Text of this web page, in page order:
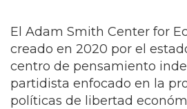
El Adam Smith Center for
creado en 2020 por el
centro de pensamiento
partidista enfocado en la
políticas de libertad